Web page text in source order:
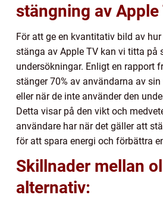
stängning av Apple
För att ge en kvantitativ bild av
stänga av Apple TV kan vi titta på
undersökningar. Enligt en rapport
stänger 70% av användarna av
eller när de inte använder den
Detta visar på den vikt och
användare har när det gäller att
för att spara energi och förbättra
Skillnader mellan
alternativ: